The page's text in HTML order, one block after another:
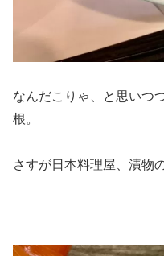
なんだこりゃ、と思いつ
根。
さすが日本料理屋、漬物